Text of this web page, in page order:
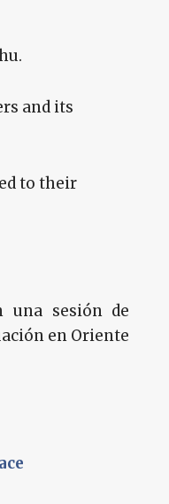
and its
to their
una sesión de
en Oriente